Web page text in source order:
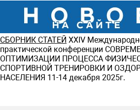
СБОРНИК СТАТЕЙ ХXIV
практической конференции
ОПТИМИЗАЦИИ ПРОЦЕССА
СПОРТИВНОЙ ТРЕНИРОВКИ И
НАСЕЛЕНИЯ 11-14 декабря 2025г.